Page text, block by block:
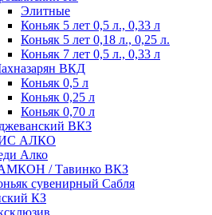
Элитные
Коньяк 5 лет 0,5 л., 0,33 л
Коньяк 5 лет 0,18 л., 0,25 л.
Коньяк 7 лет 0,5 л., 0,33 л
ВКД
Коньяк 0,5 л
Коньяк 0,25 л
Коньяк 0,70 л
ВКЗ
АЛКО
Алко
/ Тавинко ВКЗ
сувенирный Сабля
КЗ